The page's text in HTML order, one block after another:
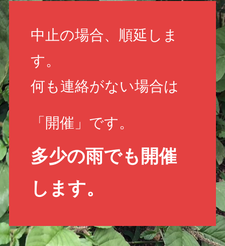
中止の場合、順延しま
す。
何も連絡がない場合は
「開催」です。
多少の雨でも開催
します。